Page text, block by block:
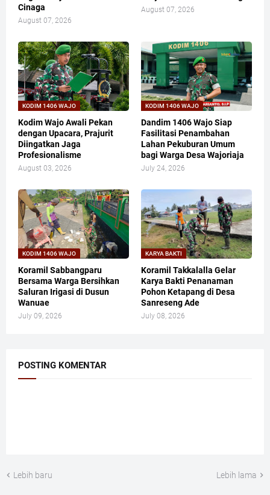
Cinaga
August 07, 2026
August 07, 2026
KODIM 1406 WAJO
Kodim Wajo Awali Pekan
dengan Upacara, Prajurit
Diingatkan Jaga
Profesionalisme
August 03, 2026
KODIM 1406 WAJO
Dandim 1406 Wajo Siap
Fasilitasi Penambahan
Lahan Pekuburan Umum
bagi Warga Desa Wajoriaja
July 24, 2026
KODIM 1406 WAJO
Koramil Sabbangparu
Bersama Warga Bersihkan
Saluran Irigasi di Dusun
Wanuae
July 09, 2026
KARYA BAKTI
Koramil Takkalalla Gelar
Karya Bakti Penanaman
Pohon Ketapang di Desa
Sanreseng Ade
July 08, 2026
POSTING KOMENTAR
Lebih baru Lebih lama